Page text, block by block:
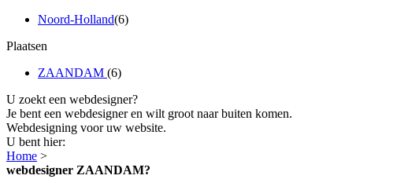
Noord-Holland(6)
Plaatsen
ZAANDAM (6)
U zoekt een webdesigner?
Je bent een webdesigner en wilt groot naar buiten komen.
Webdesigning voor uw website.
U bent hier:
Home >
webdesigner ZAANDAM?